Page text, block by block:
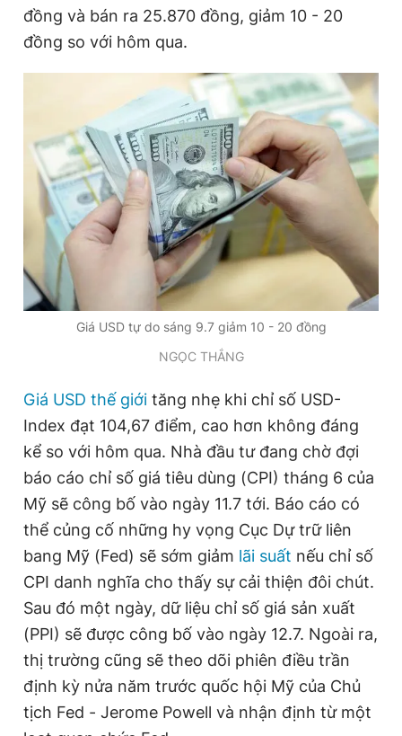
Đọc Thanh Niên trên điện thoại
Theo dõi báo trên
Hotline
0906 645 777
Liên hệ quảng cáo
0908 780 404
Đặt báo Quảng cáo RSS Tòa soạn Chính sách bảo
Tổng biên tập: Nguyễn Ngọc Toàn
Phó tổng biên tập thường trực: Hải Thành
Phó tổng biên tập: Lâm Hiếu Dũng
Tổng thư ký tòa soạn: Đức Trung
Giấy phép xuất bản số 110/GP - BTTTT cấp ngày 24.3.2020
© 2003-2026 Bản quyền thuộc về Báo Thanh Niên. Cấm sao
chép dưới mọi hình thức nếu không có sự chấp thuận bằng văn
bản. Phát triển bởi ePi Technologies, JSC.
đồng và bán ra 25.870 đồng, giảm 10 - 20
đồng so với hôm qua.
Giá USD tự do sáng 9.7 giảm 10 - 20 đồng
NGỌC THẮNG
Giá USD thế giới tăng nhẹ khi chỉ số USD-
Index đạt 104,67 điểm, cao hơn không đáng
kể so với hôm qua. Nhà đầu tư đang chờ đợi
báo cáo chỉ số giá tiêu dùng (CPI) tháng 6 của
Mỹ sẽ công bố vào ngày 11.7 tới. Báo cáo có
thể củng cố những hy vọng Cục Dự trữ liên
bang Mỹ (Fed) sẽ sớm giảm lãi suất nếu chỉ số
CPI danh nghĩa cho thấy sự cải thiện đôi chút.
Sau đó một ngày, dữ liệu chỉ số giá sản xuất
(PPI) sẽ được công bố vào ngày 12.7. Ngoài ra,
thị trường cũng sẽ theo dõi phiên điều trần
định kỳ nửa năm trước quốc hội Mỹ của Chủ
tịch Fed - Jerome Powell và nhận định từ một